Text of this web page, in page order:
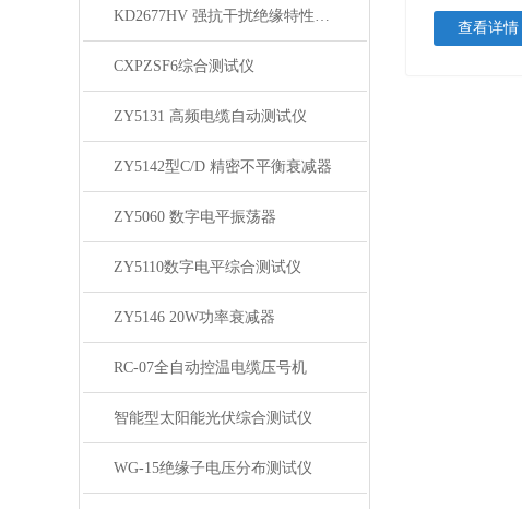
KD2677HV 强抗干扰绝缘特性测试仪
CXPZSF6综合测试仪
ZY5131 高频电缆自动测试仪
ZY5142型C/D 精密不平衡衰减器
ZY5060 数字电平振荡器
ZY5110数字电平综合测试仪
ZY5146 20W功率衰减器
RC-07全自动控温电缆压号机
智能型太阳能光伏综合测试仪
WG-15绝缘子电压分布测试仪
查看详情